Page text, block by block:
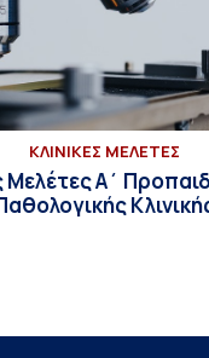
ΚΛΙΝΙΚΕΣ ΜΕΛΕΤΕΣ
Μελέτες Α΄